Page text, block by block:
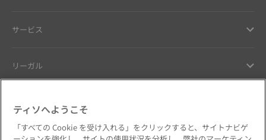
サービス
リーガル
ティソへようこそ
「すべての Cookie を受け入れる」をクリックすると、サイトナビゲ